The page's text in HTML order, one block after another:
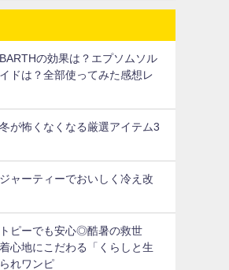
の効果は？エプソムソル
ドは？全部使ってみた感想レ
が怖くなくなる厳選アイテム3
ャーティーでおいしく冷え改
ピーでも安心◎酷暑の救世
心地にこだわる「くらしと生
れワンピ